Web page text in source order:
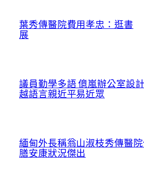
葉秀傳醫院費用孝忠：逛書
展
議員勤學多語 億嵐辦公室設
越語言親近平易近眾
緬甸外長稱翁山淑枝秀傳醫
膳安康狀況傑出